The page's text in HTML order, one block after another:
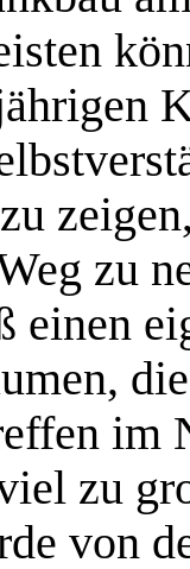
zu
einen
im
zu
von